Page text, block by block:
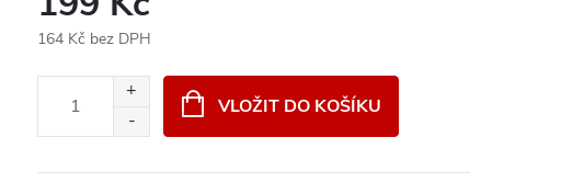
164 Kč bez DPH
VLOŽIT DO KOŠÍKU